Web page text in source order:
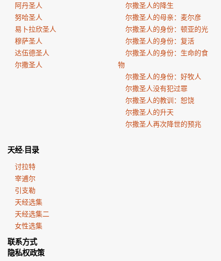
阿丹圣人
努哈圣人
易卜拉欣圣人
穆萨圣人
达伍德圣人
尔撒圣人
尔撒圣人的降生
尔撒圣人的母亲：麦尔彦
尔撒圣人的身份：顿亚的光
尔撒圣人的身份：复活
尔撒圣人的身份：生命的食
物
尔撒圣人的身份：好牧人
尔撒圣人没有犯过罪
尔撒圣人的教训：恕饶
尔撒圣人的升天
尔撒圣人再次降世的预兆
天经·目录
讨拉特
宰逋尔
引支勒
天经选集
天经选集二
女性选集
联系方式
隐私权政策